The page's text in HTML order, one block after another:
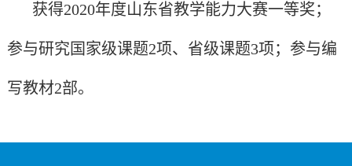
获得2020年度山东省教学能力大赛一等奖；
参与研究国家级课题2项、省级课题3项 ； 参与编
写教材2部。